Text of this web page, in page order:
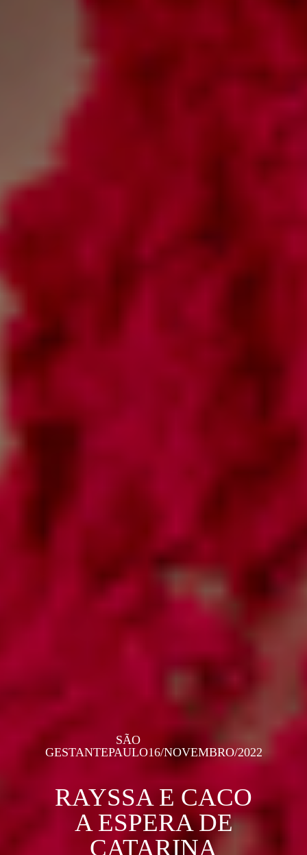
GESTANTE
SÃO
PAULO16/NOVEMBRO/2022
RAYSSA E CACO
A ESPERA DE
CATARINA